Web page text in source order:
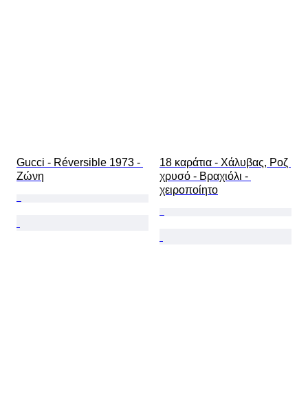
Gucci - Réversible 1973 -
Ζώνη
18 καράτια - Χάλυβας, Ροζ
χρυσό - Βραχιόλι -
χειροποίητο